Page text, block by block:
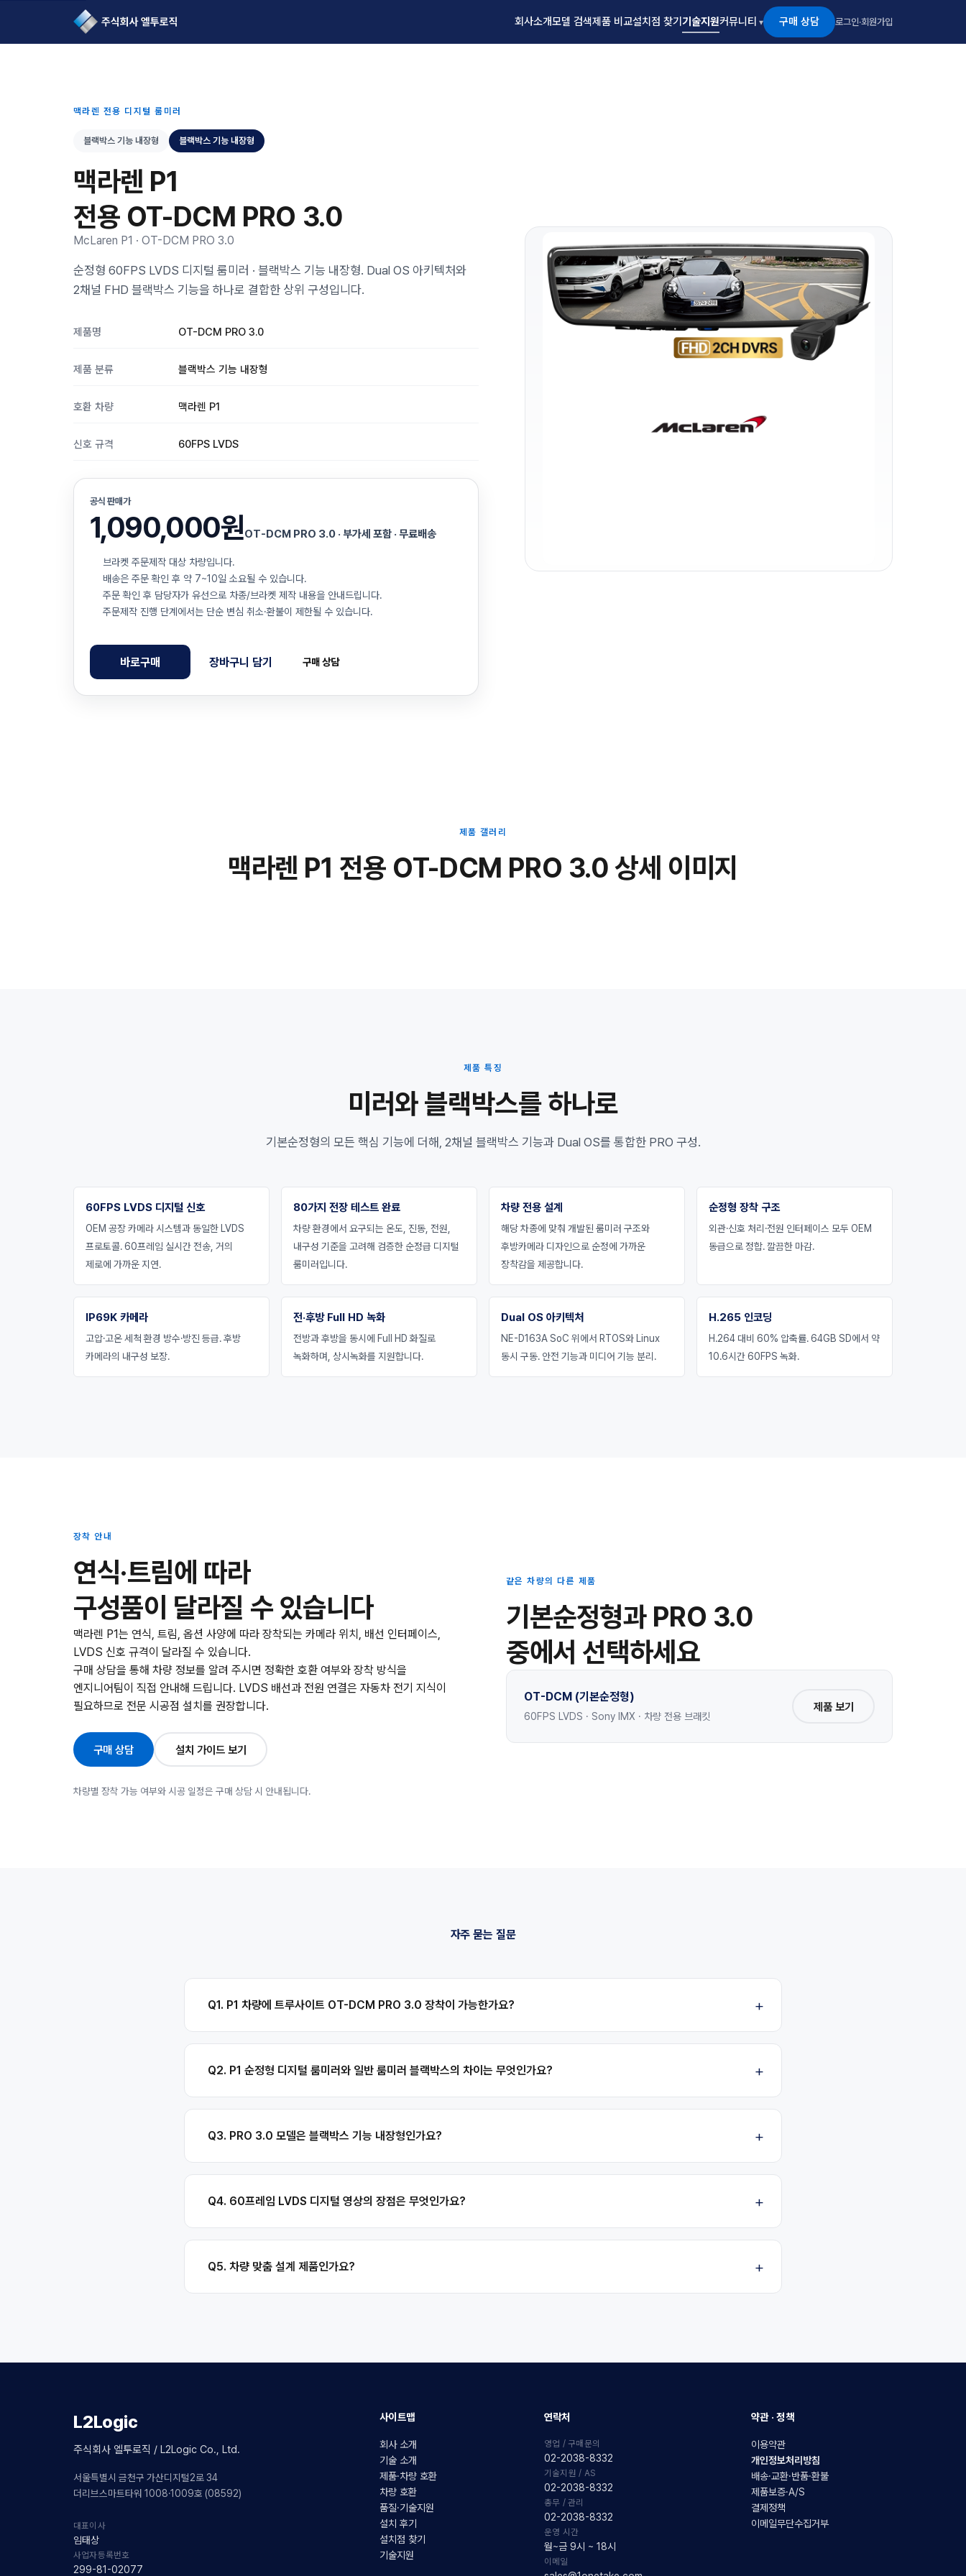
L2Logic 1onetake
회사소개모델 검색제품 비교설치점 찾기 기술지원커뮤니티 구매 상담 로그인·회원가입
맥라렌 전용 디지털 룸미러
블랙박스 기능 내장형 블랙박스 기능 내장형
맥라렌 P1
전용 OT-DCM PRO 3.0
McLaren P1 · OT-DCM PRO 3.0
순정형 60FPS LVDS 디지털 룸미러 · 블랙박스 기능 내장형. Dual OS 아키텍처와
2채널 FHD 블랙박스 기능을 하나로 결합한 상위 구성입니다.
제품명 OT-DCM PRO 3.0
제품 분류 블랙박스 기능 내장형
호환 차량 맥라렌 P1
신호 규격 60FPS LVDS
공식 판매가
1,090,000원OT-DCM PRO 3.0 · 부가세 포함 · 무료배송
브라켓 주문제작 대상 차량입니다.
배송은 주문 확인 후 약 7~10일 소요될 수 있습니다.
주문 확인 후 담당자가 유선으로 차종/브라켓 제작 내용을 안내드립니다.
주문제작 진행 단계에서는 단순 변심 취소·환불이 제한될 수 있습니다.
바로구매 장바구니 담기 구매 상담
제품 갤러리
맥라렌 P1 전용 OT-DCM PRO 3.0 상세 이미지
제품 특징
미러와 블랙박스를 하나로
기본순정형의 모든 핵심 기능에 더해, 2채널 블랙박스 기능과 Dual OS를 통합한 PRO 구성.
60FPS LVDS 디지털 신호
OEM 공장 카메라 시스템과 동일한 LVDS
프로토콜. 60프레임 실시간 전송, 거의
제로에 가까운 지연.
80가지 전장 테스트 완료
차량 환경에서 요구되는 온도, 진동, 전원,
내구성 기준을 고려해 검증한 순정급 디지털
룸미러입니다.
차량 전용 설계
해당 차종에 맞춰 개발된 룸미러 구조와
후방카메라 디자인으로 순정에 가까운
장착감을 제공합니다.
순정형 장착 구조
외관·신호 처리·전원 인터페이스 모두 OEM
동급으로 정합. 깔끔한 마감.
IP69K 카메라
고압·고온 세척 환경 방수·방진 등급. 후방
카메라의 내구성 보장.
전·후방 Full HD 녹화
전방과 후방을 동시에 Full HD 화질로
녹화하며, 상시녹화를 지원합니다.
Dual OS 아키텍처
NE-D163A SoC 위에서 RTOS와 Linux
동시 구동. 안전 기능과 미디어 기능 분리.
H.265 인코딩
H.264 대비 60% 압축률. 64GB SD에서 약
10.6시간 60FPS 녹화.
장착 안내
연식·트림에 따라
구성품이 달라질 수 있습니다
맥라렌 P1는 연식, 트림, 옵션 사양에 따라 장착되는 카메라 위치, 배선 인터페이스,
LVDS 신호 규격이 달라질 수 있습니다.
구매 상담을 통해 차량 정보를 알려 주시면 정확한 호환 여부와 장착 방식을
엔지니어팀이 직접 안내해 드립니다. LVDS 배선과 전원 연결은 자동차 전기 지식이
필요하므로 전문 시공점 설치를 권장합니다.
구매 상담 설치 가이드 보기
차량별 장착 가능 여부와 시공 일정은 구매 상담 시 안내됩니다.
같은 차량의 다른 제품
기본순정형과 PRO 3.0
중에서 선택하세요
OT-DCM (기본순정형)
60FPS LVDS · Sony IMX · 차량 전용 브래킷
제품 보기
자주 묻는 질문
Q1. P1 차량에 트루사이트 OT-DCM PRO 3.0 장착이 가능한가요?
Q2. P1 순정형 디지털 룸미러와 일반 룸미러 블랙박스의 차이는 무엇인가요?
Q3. PRO 3.0 모델은 블랙박스 기능 내장형인가요?
Q4. 60프레임 LVDS 디지털 영상의 장점은 무엇인가요?
Q5. 차량 맞춤 설계 제품인가요?
L2Logic
주식회사 엘투로직 / L2Logic Co., Ltd.
서울특별시 금천구 가산디지털2로 34
더리브스마트타워 1008·1009호 (08592)
대표이사
임태상
사업자등록번호
299-81-02077
사이트맵
회사 소개
기술 소개
제품·차량 호환
차량 호환
품질·기술지원
설치 후기
설치점 찾기
기술지원
연락처
영업 / 구매문의
02-2038-8332
기술지원 / AS
02-2038-8332
총무 / 관리
02-2038-8332
운영 시간
월~금 9시 ~ 18시
이메일
약관 · 정책
이용약관
개인정보처리방침
배송·교환·반품·환불
제품보증·A/S
결제정책
이메일무단수집거부